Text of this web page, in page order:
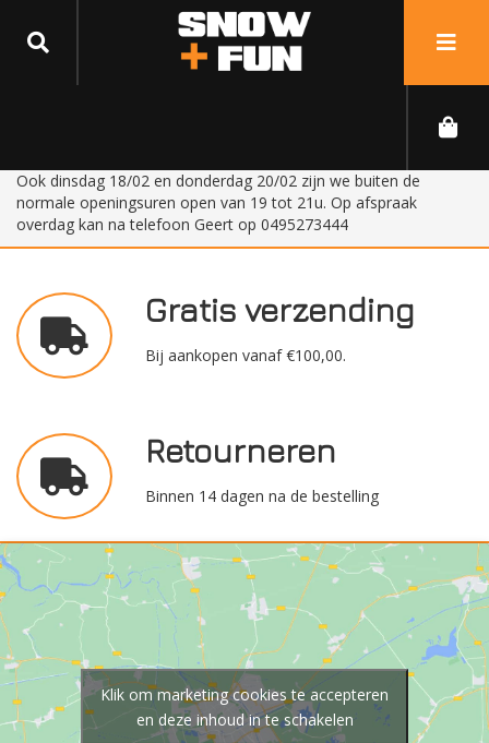
Ook dinsdag 18/02 en donderdag 20/02 zijn we buiten de
normale openingsuren open van 19 tot 21u. Op afspraak
overdag kan na telefoon Geert op 0495273444
Gratis verzending
Bij aankopen vanaf €100,00.
Retourneren
Binnen 14 dagen na de bestelling
Klik om marketing cookies te accepteren
en deze inhoud in te schakelen